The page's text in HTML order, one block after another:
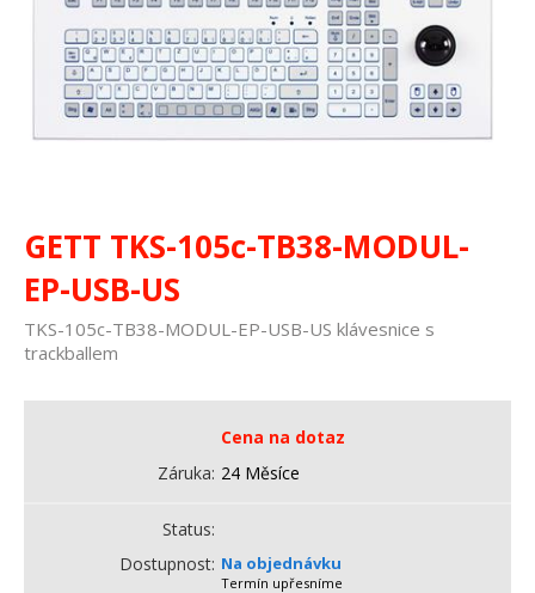
GETT TKS-105c-TB38-MODUL-
EP-USB-US
TKS-105c-TB38-MODUL-EP-USB-US klávesnice s
trackballem
Cena na dotaz
Záruka 24 Měsíce
Status
Dostupnost Na objednávku
Termín upřesníme